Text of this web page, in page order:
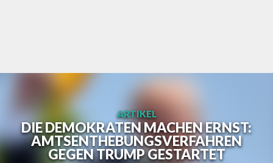
ARTIKEL
DIE DEMOKRATEN MACHEN ERNST:
AMTSENTHEBUNGSVERFAHREN
GEGEN TRUMP GESTARTET